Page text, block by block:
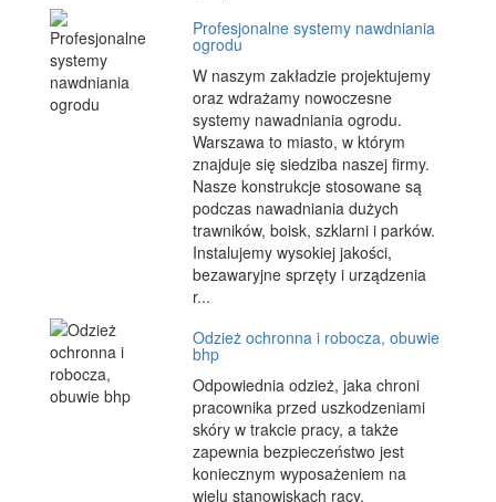
Profesjonalne systemy nawdniania
ogrodu
W naszym zakładzie projektujemy
oraz wdrażamy nowoczesne
systemy nawadniania ogrodu.
Warszawa to miasto, w którym
znajduje się siedziba naszej firmy.
Nasze konstrukcje stosowane są
podczas nawadniania dużych
trawników, boisk, szklarni i parków.
Instalujemy wysokiej jakości,
bezawaryjne sprzęty i urządzenia
r...
Odzież ochronna i robocza, obuwie
bhp
Odpowiednia odzież, jaka chroni
pracownika przed uszkodzeniami
skóry w trakcie pracy, a także
zapewnia bezpieczeństwo jest
koniecznym wyposażeniem na
wielu stanowiskach racy.